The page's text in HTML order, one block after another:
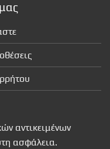
αντικειμένων
ασφάλεια.